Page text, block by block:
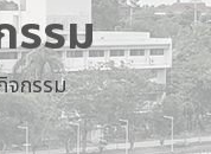
รรม
จกรรม